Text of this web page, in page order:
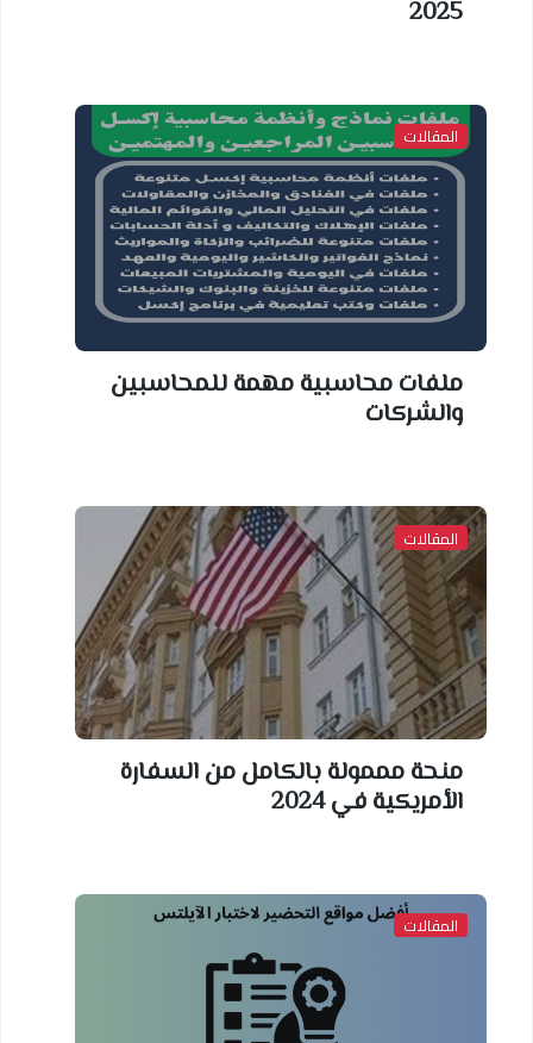
2025
المقالات
ملفات محاسبية مهمة للمحاسبين
والشركات
المقالات
منحة مممولة بالكامل من السفارة
الأمريكية في 2024
المقالات